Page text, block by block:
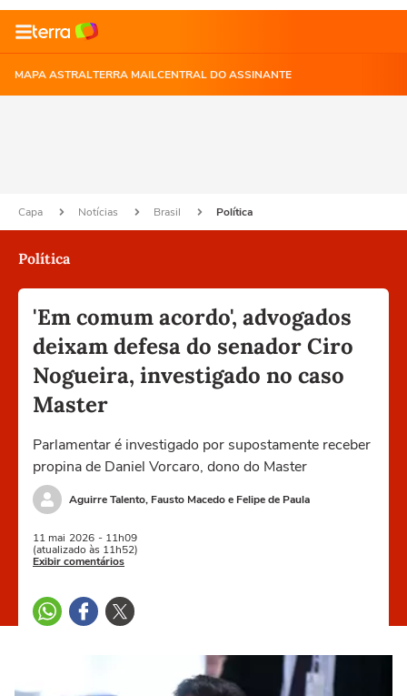
MAPA ASTRALTERRA MAILCENTRAL DO ASSINANTE
Capa Notícias Brasil Política
Política
'Em comum acordo', advogados
deixam defesa do senador Ciro
Nogueira, investigado no caso
Master
Parlamentar é investigado por supostamente receber
propina de Daniel Vorcaro, dono do Master
Aguirre Talento, Fausto Macedo e Felipe de Paula
11 mai 2026 - 11h09
(atualizado às 11h52)
Exibir comentários